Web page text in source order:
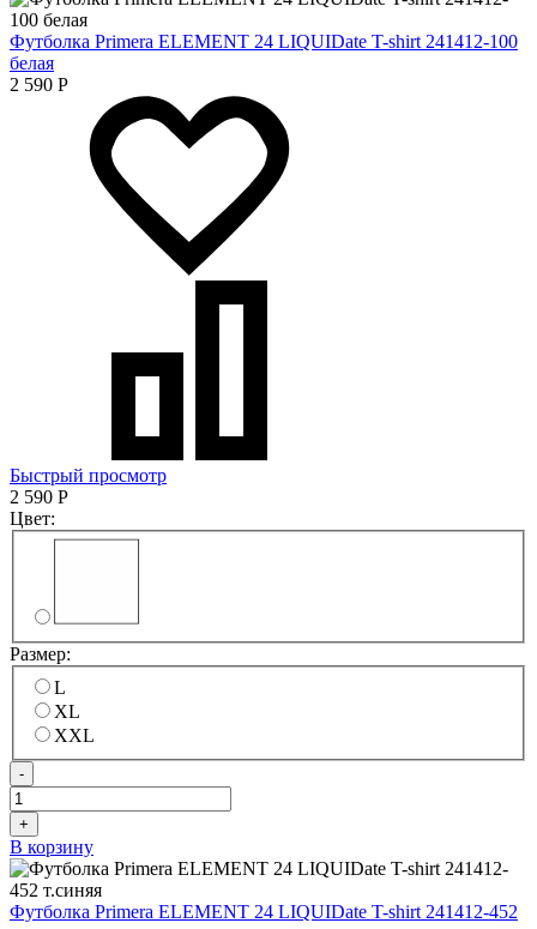
Футболка Primera ELEMENT 24 LIQUIDate T-shirt 241412-100
белая
2 590 Р
Быстрый просмотр
2 590 Р
Цвет:
Размер:
L
XL
XXL
-
+
В корзину
Футболка Primera ELEMENT 24 LIQUIDate T-shirt 241412-452